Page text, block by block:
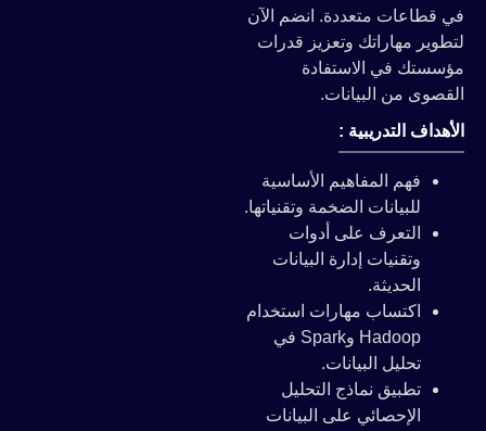
في قطاعات متعددة. انضم الآن
لتطوير مهاراتك وتعزيز قدرات
مؤسستك في الاستفادة
القصوى من البيانات.
الأهداف التدريبية :
فهم المفاهيم الأساسية
للبيانات الضخمة وتقنياتها.
التعرف على أدوات
وتقنيات إدارة البيانات
الحديثة.
اكتساب مهارات استخدام
Hadoop وSpark في
تحليل البيانات.
تطبيق نماذج التحليل
الإحصائي على البيانات